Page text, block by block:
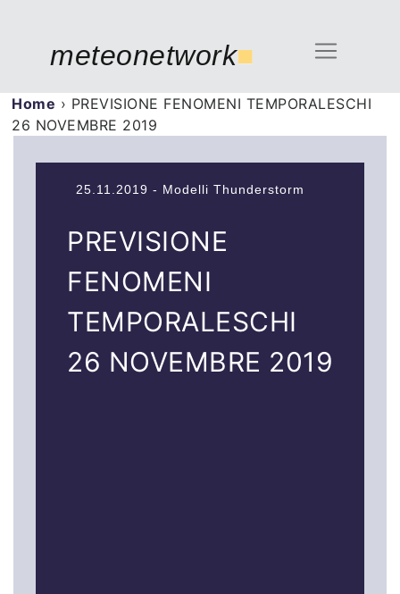
meteonetwork■
Home › PREVISIONE FENOMENI TEMPORALESCHI
26 NOVEMBRE 2019
25.11.2019 - Modelli Thunderstorm
PREVISIONE
FENOMENI
TEMPORALESCHI
26 NOVEMBRE 2019